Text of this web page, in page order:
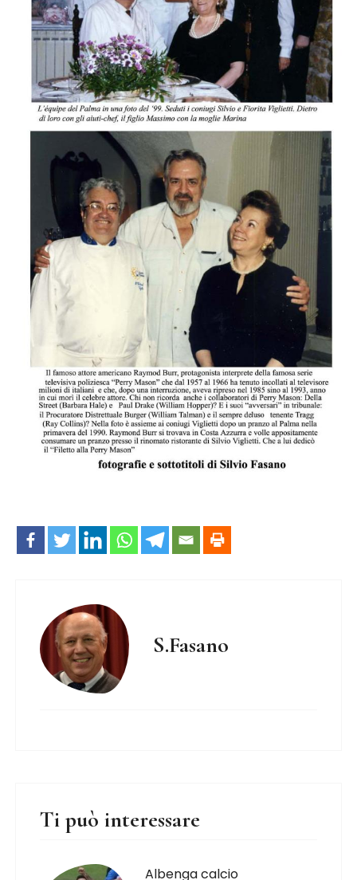
S.Fasano
Ti può interessare
Albenga calcio